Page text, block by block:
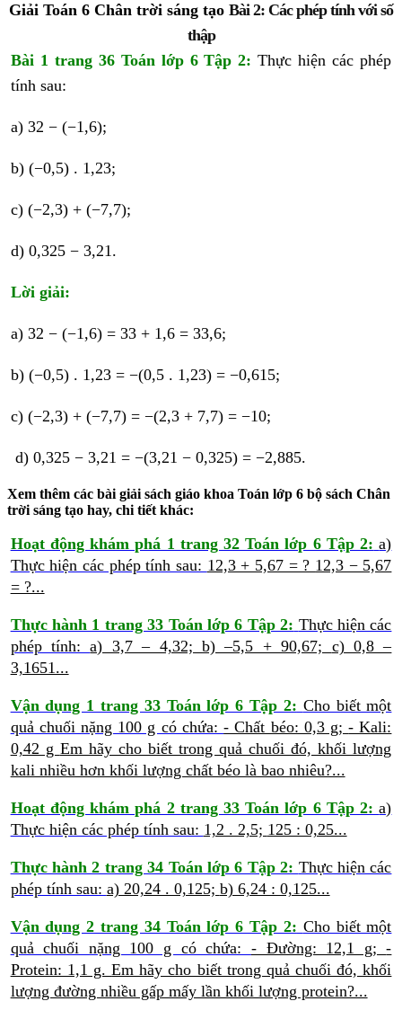
Giải Toán 6 Chân trời sáng tạo Bài 2: Các phép tính với số
thập
Bài 1 trang 36 Toán lớp 6 Tập 2:Thực hiện các phép
tính sau:
a) 32 − (−1,6);
b) (−0,5) . 1,23;
c) (−2,3) + (−7,7);
d) 0,325 − 3,21.
Lời giải:
a) 32 − (−1,6) = 33 + 1,6 = 33,6;
b) (−0,5) . 1,23 = −(0,5 . 1,23) = −0,615;
c) (−2,3) + (−7,7) = −(2,3 + 7,7) = −10;
d) 0,325 − 3,21 = −(3,21 − 0,325) = −2,885.
Xem thêm các bài giải sách giáo khoa Toán lớp 6 bộ sách Chân
trời sáng tạo hay, chi tiết khác:
Hoạt động khám phá 1 trang 32 Toán lớp 6 Tập 2: a)
Thực hiện các phép tính sau: 12,3 + 5,67 = ? 12,3 − 5,67
= ?...
Thực hành 1 trang 33 Toán lớp 6 Tập 2: Thực hiện các
phép tính:a) 3,7 – 4,32;b) –5,5 + 90,67; c) 0,8 –
3,1651...
Vận dụng 1 trang 33 Toán lớp 6 Tập 2: Cho biết một
quả chuối nặng 100 g có chứa:- Chất béo: 0,3 g;- Kali:
0,42 g Em hãy cho biết trong quả chuối đó, khối lượng
kali nhiều hơn khối lượng chất béo là bao nhiêu?...
Hoạt động khám phá 2 trang 33 Toán lớp 6 Tập 2:a)
Thực hiện các phép tính sau: 1,2 . 2,5; 125 : 0,25...
Thực hành 2 trang 34 Toán lớp 6 Tập 2: Thực hiện các
phép tính sau: a) 20,24 . 0,125; b) 6,24 : 0,125...
Vận dụng 2 trang 34 Toán lớp 6 Tập 2: Cho biết một
quả chuối nặng 100 g có chứa: - Đường: 12,1 g;-
Protein: 1,1 g.Em hãy cho biết trong quả chuối đó, khối
lượng đường nhiều gấp mấy lần khối lượng protein?...